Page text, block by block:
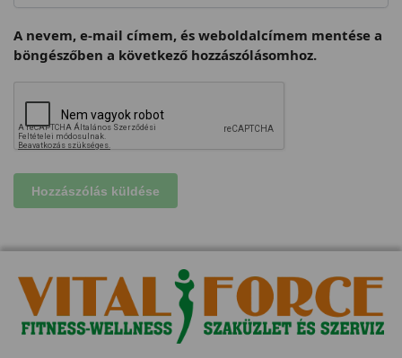
A nevem, e-mail címem, és weboldalcímem mentése a
böngészőben a következő hozzászólásomhoz.